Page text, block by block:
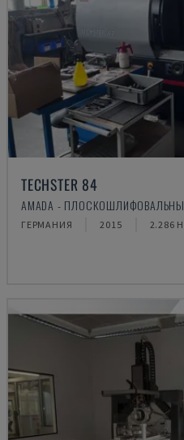
TECHSTER 84
AMADA -
ГЕРМАНИЯ 2015 2.286